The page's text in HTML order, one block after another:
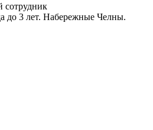
сотрудник
до 3 лет. Набережные Челны.